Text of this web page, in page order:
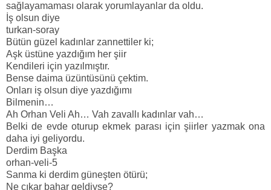
sağlayamaması olarak yorumlayanlar da oldu.
İş olsun diye
turkan-soray
Bütün güzel kadınlar zannettiler ki;
Aşk üstüne yazdığım her şiir
Kendileri için yazılmıştır.
Bense daima üzüntüsünü çektim.
Onları iş olsun diye yazdığımı
Bilmenin…
Ah Orhan Veli Ah… Vah zavallı kadınlar vah…
Belki de evde oturup ekmek parası için şiirler yazmak ona
daha iyi geliyordu.
Derdim Başka
orhan-veli-5
Sanma ki derdim güneşten ötürü;
Ne çıkar bahar geldiyse?